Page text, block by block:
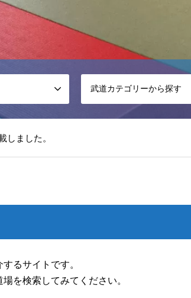
武道カテゴリーから探す
しました。
誠心館を掲載しました。
るサイトです。
を検索してみてください。